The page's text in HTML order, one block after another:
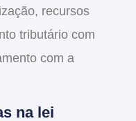
recursos
tributário com
com a
na lei